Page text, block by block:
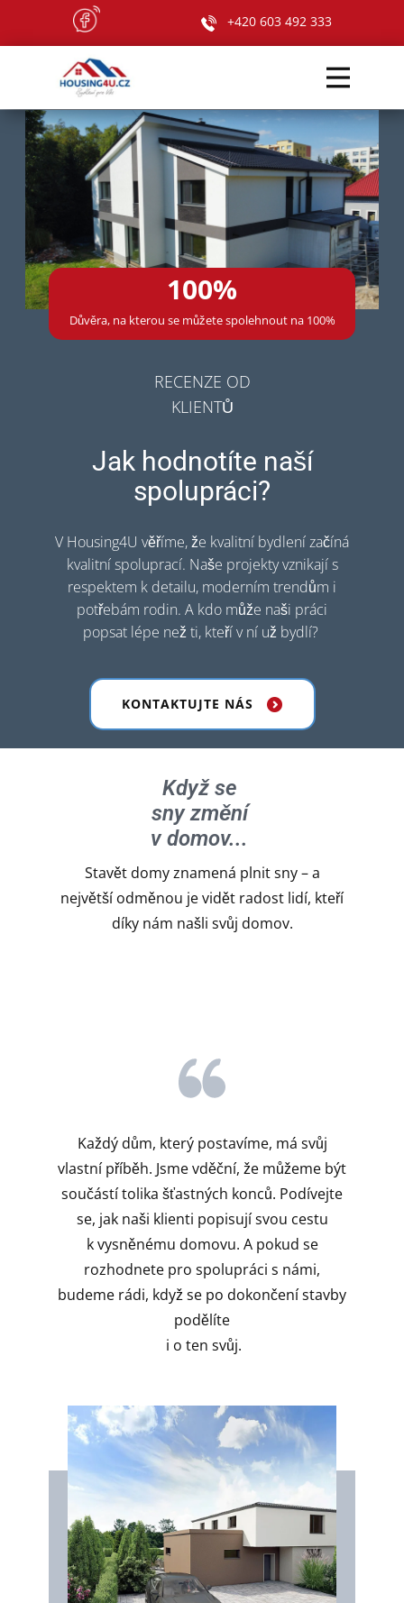
+420 603 492 333
100%
Důvěra, na kterou se můžete spolehnout​​ na 100%
RECENZE OD
KLIENTŮ
Jak hodnotíte naší
spolupráci?
V Housing4U věříme, že kvalitní bydlení začíná
kvalitní spoluprací. Naše projekty vznikají s
respektem k detailu, moderním trendům i
potřebám rodin. A kdo může naši práci
popsat lépe než ti, kteří v ní už bydlí?
KONTAKTUJTE NÁS
Když se
sny změní
v domov...
Stavět domy znamená plnit sny – a
největší odměnou je vidět radost lidí, kteří
díky nám našli svůj domov.
Každý dům, který postavíme, má svůj
vlastní příběh. Jsme vděční, že můžeme být
součástí tolika šťastných konců. Podívejte
se, jak naši klienti popisují svou cestu
k vysněnému domovu. A pokud se
rozhodnete pro spolupráci s námi,
budeme rádi, když se po dokončení stavby
podělíte
i o ten svůj.